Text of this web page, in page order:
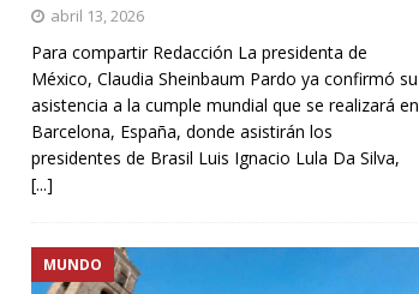
abril 13, 2026
Para compartir Redacción La presidenta de
México, Claudia Sheinbaum Pardo ya confirmó su
asistencia a la cumple mundial que se realizará en
Barcelona, España, donde asistirán los
presidentes de Brasil Luis Ignacio Lula Da Silva,
[...]
MUNDO